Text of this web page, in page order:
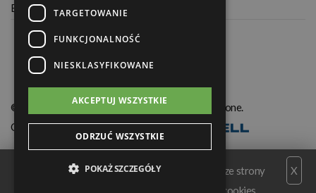
Blog
© Świat Łazienek XXI w. Wszelkie prawa zastrzeżone.
Oprogramowanie KQS.store:Realizacja
Serwis wykorzystuje pliki cookies. Korzystając ze strony
wyrażasz zgodę na wykorzystywanie plików cookies.
X
TARGETOWANIE
FUNKCJONALNOŚĆ
NIESKLASYFIKOWANE
AKCEPTUJ WSZYSTKIE
ODRZUĆ WSZYSTKIE
POKAŻ SZCZEGÓŁY